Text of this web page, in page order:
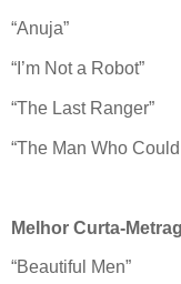
“Anuja”
“I’m Not a Robot”
“The Last Ranger”
“The Man Who
Melhor Curta-
“Beautiful Men”